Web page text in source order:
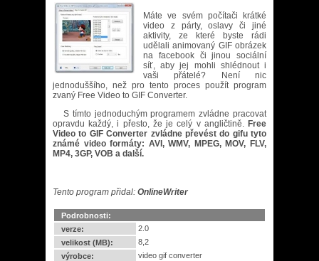
Máte ve svém počítači krátké
video z párty, oslavy či jiné
aktivity, ze které byste rádi
udělali animovaný GIF obrázek
na facebook či jinou sociální
síť, aby jej mohli shlédnout i
vaši přátelé? Není nic
jednoduššího, než pro tento proces použít program
zvaný Free Video to GIF Converter.
S tímto jednoduchým programem zvládne pracovat
opravdu každý, i přesto, že je celý v angličtině. Free
Video to GIF Converter zvládne převést do gifu tyto
známé video formáty: AVI, WMV, MPEG, MOV, FLV,
MP4, 3GP, VOB a další.
Tento program přidal: OnlineWriter
Podrobnosti:
verze:
2.0
velikost (MB):
8,2
výrobce:
video gif converter